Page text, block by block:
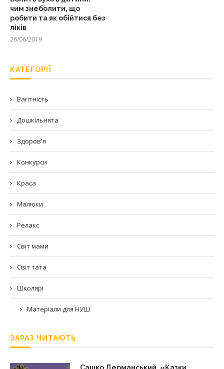
чим знеболити, що
робити та як обійтися без
ліків
26/06/2019
КАТЕГОРІЇ
Вагітність
Дошкільнята
Здоров'я
Конкурси
Краса
Малюки
Релакс
Світ мами
Світ тата
Школярі
Матеріали для НУШ
ЗАРАЗ ЧИТАЮТЬ